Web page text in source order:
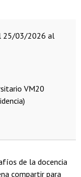
VM20
de la docencia
compartir para